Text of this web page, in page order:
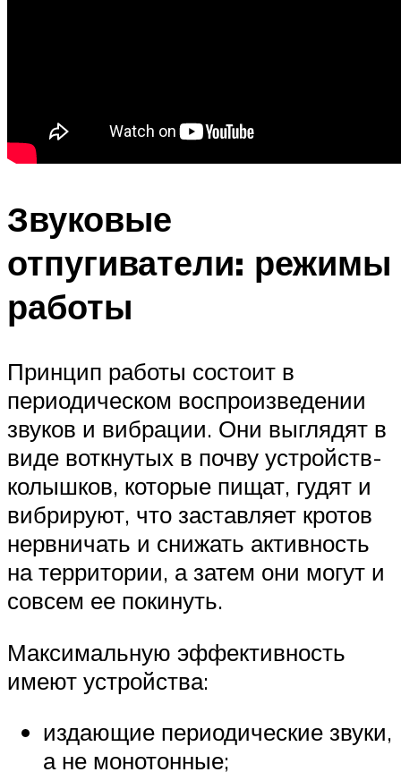
Звуковые
отпугиватели: режимы
работы
Принцип работы состоит в
периодическом воспроизведении
звуков и вибрации. Они выглядят в
виде воткнутых в почву устройств-
колышков, которые пищат, гудят и
вибрируют, что заставляет кротов
нервничать и снижать активность
на территории, а затем они могут и
совсем ее покинуть.
Максимальную эффективность
имеют устройства:
издающие периодические звуки,
а не монотонные;